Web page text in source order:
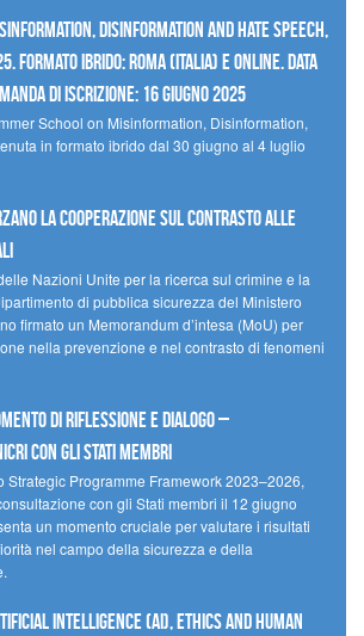
Disinformation and Hate Speech,
Formato ibrido: Roma (Italia) e online. Data
di iscrizione: 16 giugno 2025
School on Misinformation, Disinformation,
in formato ibrido dal 30 giugno al 4 luglio
la cooperazione sul contrasto alle
Nazioni Unite per la ricerca sul crimine e la
di pubblica sicurezza del Ministero
firmato un Memorandum d’intesa (MoU) per
nella prevenzione e nel contrasto di fenomeni
di riflessione e dialogo –
con gli Stati membri
Strategic Programme Framework 2023–2026,
con gli Stati membri il 12 giugno
un momento cruciale per valutare i risultati
nel campo della sicurezza e della
Intelligence (AI), Ethics and Human